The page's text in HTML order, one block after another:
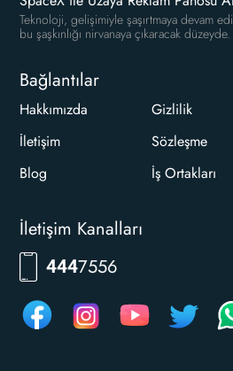
Teknoloji, gelişimiyle şaşırtmaya devam
bu şaşkınlığı nirvanaya çıkaracak düzeyde.
Bağlantılar
Hakkımızda
İletişim
Blog
Gizlilik
Sözleşme
İş Ortakları
İletişim Kanalları
444RKLM